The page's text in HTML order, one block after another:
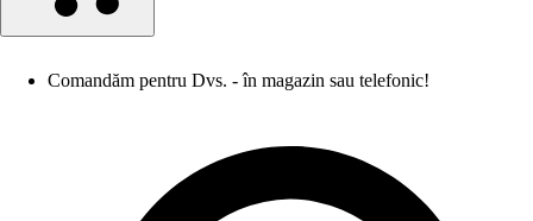
Comandăm pentru Dvs. - în magazin sau telefonic!